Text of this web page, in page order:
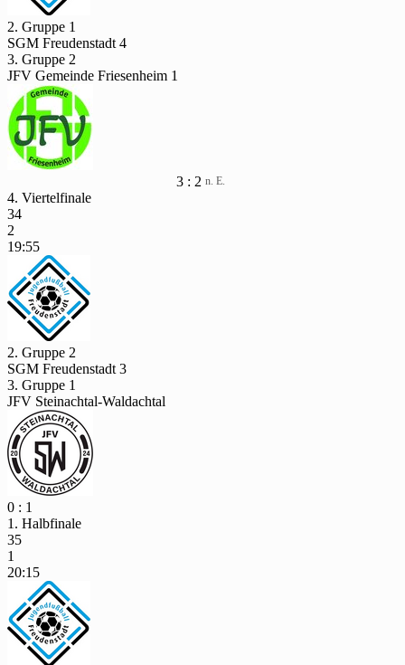
2. Gruppe 1
SGM Freudenstadt 4
3. Gruppe 2
JFV Gemeinde Friesenheim 1
3 : 2 n. E.
4. Viertelfinale
34
2
19:55
2. Gruppe 2
SGM Freudenstadt 3
3. Gruppe 1
JFV Steinachtal-Waldachtal
0 : 1
1. Halbfinale
35
1
20:15